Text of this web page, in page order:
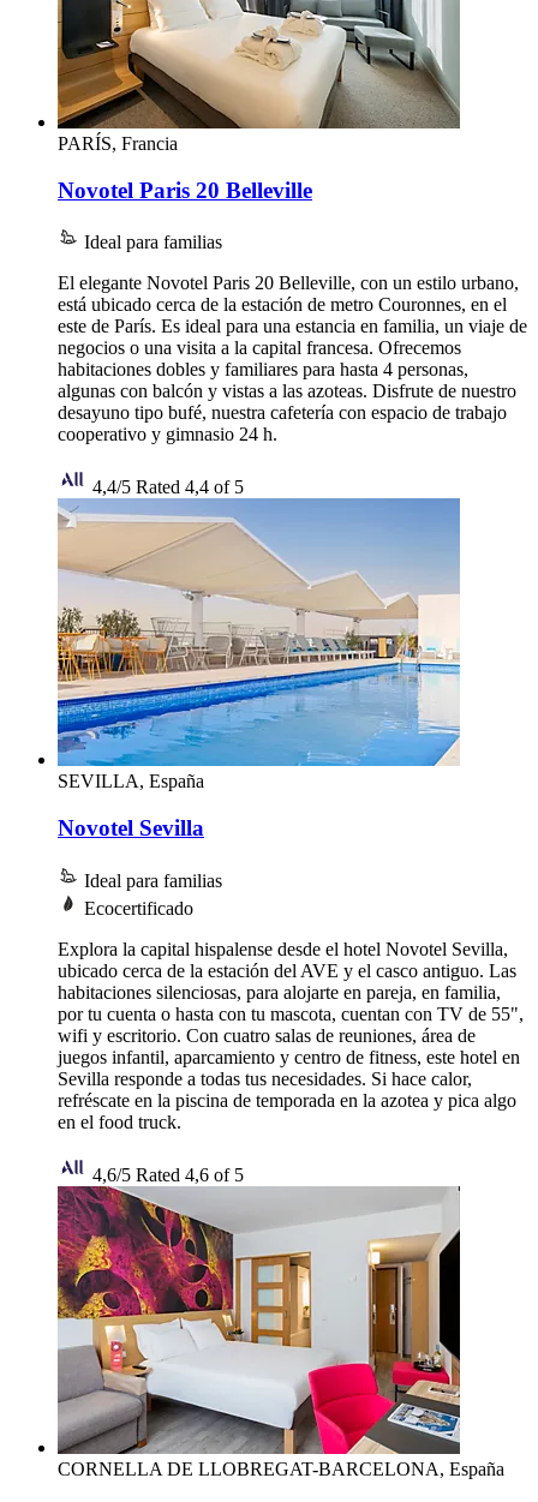
PARÍS, Francia
Novotel Paris 20 Belleville
Ideal para familias
El elegante Novotel Paris 20 Belleville, con un estilo urbano,
está ubicado cerca de la estación de metro Couronnes, en el
este de París. Es ideal para una estancia en familia, un viaje de
negocios o una visita a la capital francesa. Ofrecemos
habitaciones dobles y familiares para hasta 4 personas,
algunas con balcón y vistas a las azoteas. Disfrute de nuestro
desayuno tipo bufé, nuestra cafetería con espacio de trabajo
cooperativo y gimnasio 24 h.
4,4/5 Rated 4,4 of 5
SEVILLA, España
Novotel Sevilla
Ideal para familias
Ecocertificado
Explora la capital hispalense desde el hotel Novotel Sevilla,
ubicado cerca de la estación del AVE y el casco antiguo. Las
habitaciones silenciosas, para alojarte en pareja, en familia,
por tu cuenta o hasta con tu mascota, cuentan con TV de 55",
wifi y escritorio. Con cuatro salas de reuniones, área de
juegos infantil, aparcamiento y centro de fitness, este hotel en
Sevilla responde a todas tus necesidades. Si hace calor,
refréscate en la piscina de temporada en la azotea y pica algo
en el food truck.
4,6/5 Rated 4,6 of 5
CORNELLA DE LLOBREGAT-BARCELONA, España